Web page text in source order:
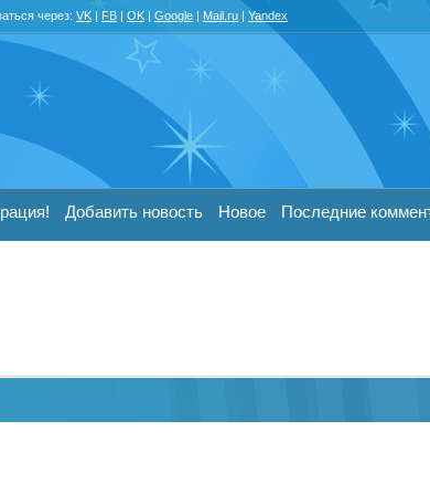
через: VK | FB | OK | Google | Mail.ru | Yandex
Добавить новость Новое Последние